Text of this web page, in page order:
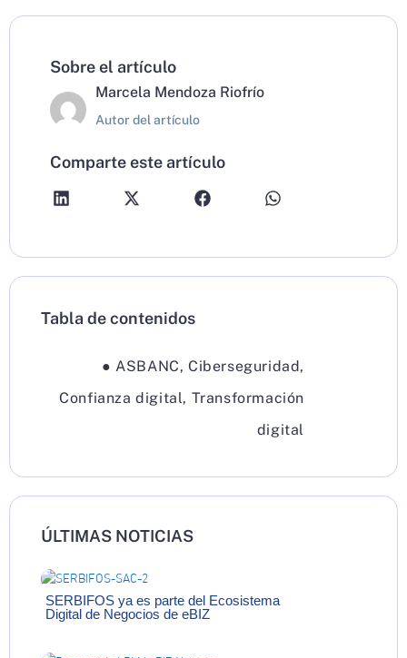
Sobre el artículo
Marcela Mendoza Riofrío
Autor del artículo
Comparte este artículo
Tabla de contenidos
● ASBANC, Ciberseguridad,
Confianza digital, Transformación
digital
ÚLTIMAS NOTICIAS
SERBIFOS ya es parte del Ecosistema
Digital de Negocios de eBIZ